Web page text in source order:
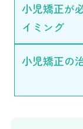
小児矯正が
イミング
小児矯正の